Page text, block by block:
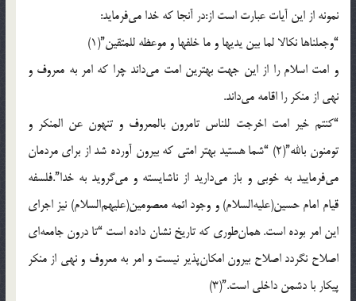
نمونه از اين آيات عبارت است از:در آنجا که خدا مى‌فرمايد:
“وجعلناها نکالا لما بين يديها و ما خلفها و موعظه للمتقين”(1)
و امت اسلام را از اين جهت بهترين امت مى‌داند چرا که امر به معروف و
نهى از منکر را اقامه مى‌داند.
“کنتم خير امت اخرجت للناس تامرون بالمعروف و تنهون عن المنکر و
تومنون بالله”(2) “شما هستيد بهتر امتى که بيرون آورده شد از براى مردمان
مى‌فرماييد به خوبى و باز مى‌داريد از ناشايسته و مى‌گرويد به خدا”.فلسفه
قيام امام حسين(عليه‌السلام) و وجود ائمه معصومين(عليهم‌السلام) نيز اجراى
اين امر بوده است. همان‌طورى که تاريخ نشان داده است “تا درون جامعه‌اى
اصلاح نگردد اصلاح بيرون امکان‌پذير نيست و امر به معروف و نهى از منکر
پيکار با دشمن داخلى است.”(3)